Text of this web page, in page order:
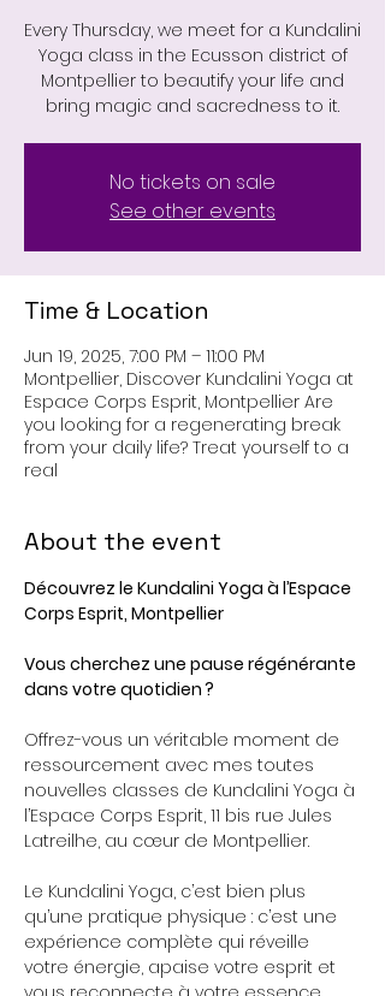
Every Thursday, we meet for a Kundalini
Yoga class in the Ecusson district of
Montpellier to beautify your life and
bring magic and sacredness to it.
No tickets on sale
See other events
Time & Location
Jun 19, 2025, 7:00 PM – 11:00 PM
Montpellier, Discover Kundalini Yoga at
Espace Corps Esprit, Montpellier Are
you looking for a regenerating break
from your daily life? Treat yourself to a
real
About the event
Découvrez le Kundalini Yoga à l’Espace
Corps Esprit, Montpellier
Vous cherchez une pause régénérante
dans votre quotidien ?
Offrez-vous un véritable moment de
ressourcement avec mes toutes
nouvelles classes de Kundalini Yoga à
l’Espace Corps Esprit, 11 bis rue Jules
Latreilhe, au cœur de Montpellier.
Le Kundalini Yoga, c’est bien plus
qu’une pratique physique : c’est une
expérience complète qui réveille
votre énergie, apaise votre esprit et